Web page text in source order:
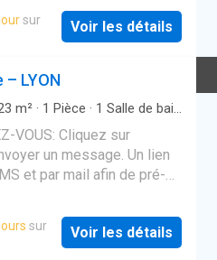
sur
Voir les détails
LYON
m² · 1 Pièce · 1 Salle de bain
VOUS: Cliquez sur
un message. Un lien
et par mail afin de pré-
DE LAPART-DIEUET
METRO B (Arrêt GarePart-
sur
Voir les détails